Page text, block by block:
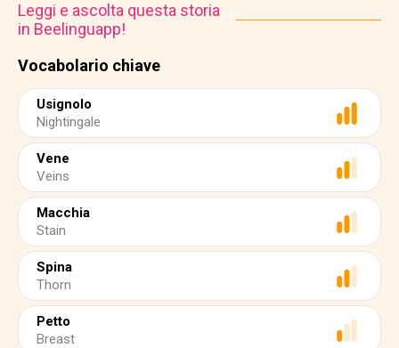
Vocabolario chiave
Usignolo
Nightingale
Vene
Veins
Macchia
Stain
Spina
Thorn
Petto
Breast
Leggi e ascolta questa storia
in Beelinguapp!